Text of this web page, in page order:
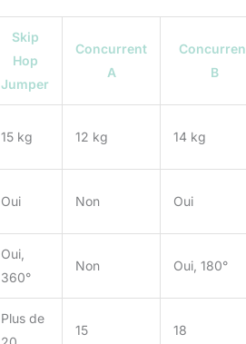
encore) afin de vous
offrir à vous et vos
enfants des accessoires
beaux et intelligents avec
une véritable
Skip
Hop
Jumper
Concurrent
A
B
15 kg 12 kg 14 kg
Oui Non Oui
Oui,
360°
Non Oui, 180°
Plus de
15 18